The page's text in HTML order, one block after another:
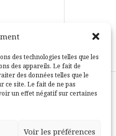
des technologies telles que les
des appareils. Le fait de
des données telles que le
ce site. Le fait de ne pas
un effet négatif sur certaines
Voir les préférences